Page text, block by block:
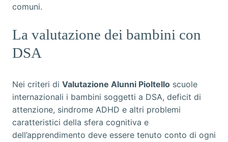
comuni.
La valutazione dei bambini con
DSA
Nei criteri di Valutazione Alunni Pioltello scuole
internazionali i bambini soggetti a DSA, deficit di
attenzione, sindrome ADHD e altri problemi
caratteristici della sfera cognitiva e
dell’apprendimento deve essere tenuto conto di ogni